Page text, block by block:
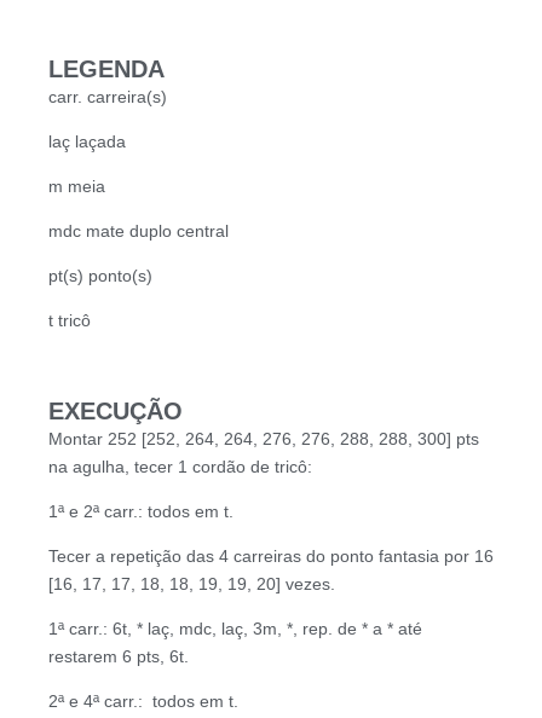
LEGENDA
carr. carreira(s)
laç laçada
m meia
mdc mate duplo central
pt(s) ponto(s)
t tricô
EXECUÇÃO
Montar 252 [252, 264, 264, 276, 276, 288, 288, 300] pts
na agulha, tecer 1 cordão de tricô:
1ª e 2ª carr.: todos em t.
Tecer a repetição das 4 carreiras do ponto fantasia por 16
[16, 17, 17, 18, 18, 19, 19, 20] vezes.
1ª carr.: 6t, * laç, mdc, laç, 3m, *, rep. de * a * até
restarem 6 pts, 6t.
2ª e 4ª carr.: todos em t.